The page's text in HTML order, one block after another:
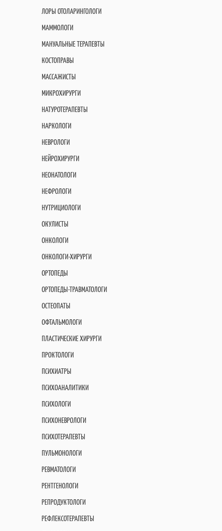
ЛОРЫ ОТОЛАРИНГОЛОГИ
МАММОЛОГИ
МАНУАЛЬНЫЕ ТЕРАПЕВТЫ
КОСТОПРАВЫ
МАССАЖИСТЫ
МИКРОХИРУРГИ
НАТУРОТЕРАПЕВТЫ
НАРКОЛОГИ
НЕВРОЛОГИ
НЕЙРОХИРУРГИ
НЕОНАТОЛОГИ
НЕФРОЛОГИ
НУТРИЦИОЛОГИ
ОКУЛИСТЫ
ОНКОЛОГИ
ОНКОЛОГИ-ХИРУРГИ
ОРТОПЕДЫ
ОРТОПЕДЫ-ТРАВМАТОЛОГИ
ОСТЕОПАТЫ
ОФТАЛЬМОЛОГИ
ПЛАСТИЧЕСКИЕ ХИРУРГИ
ПРОКТОЛОГИ
ПСИХИАТРЫ
ПСИХОАНАЛИТИКИ
ПСИХОЛОГИ
ПСИХОНЕВРОЛОГИ
ПСИХОТЕРАПЕВТЫ
ПУЛЬМОНОЛОГИ
РЕВМАТОЛОГИ
РЕНТГЕНОЛОГИ
РЕПРОДУКТОЛОГИ
РЕФЛЕКСОТЕРАПЕВТЫ